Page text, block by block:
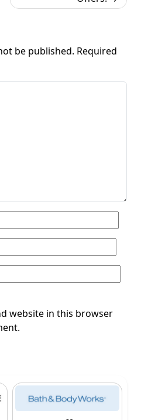
be published. Required
website in this browser